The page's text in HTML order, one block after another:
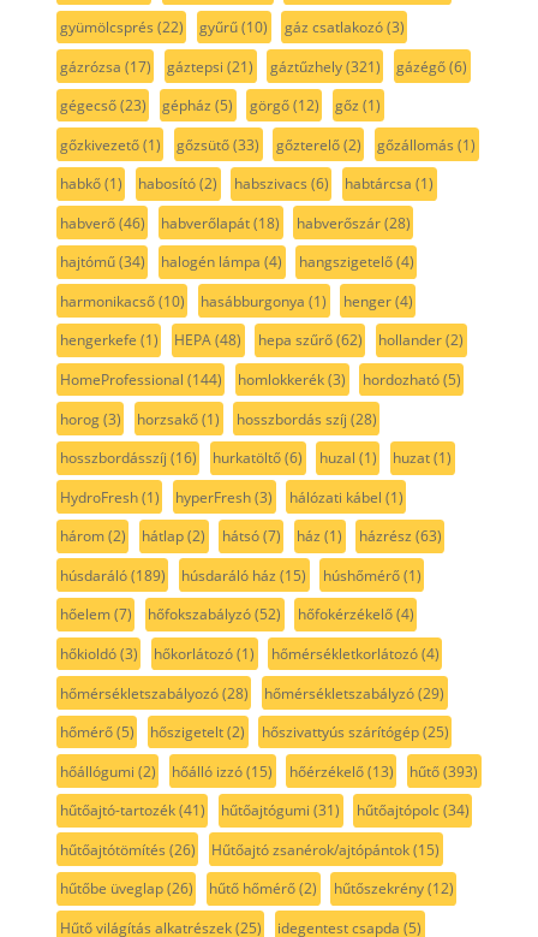
gyümölcsprés (22) gyűrű(10) gáz csatlakozó(3)
gázrózsa (17) gáztepsi (21) gáztűzhely(321) gázégő(6)
gégecső(23) gépház (5) görgő(12) gőz (1)
gőzkivezető(1) gőzsütő(33) gőzterelő(2) gőzállomás (1)
habkő(1) habosító(2) habszivacs (6) habtárcsa (1)
habverő(46) habverőlapát(18) habverőszár(28)
hajtómű(34) halogén lámpa (4) hangszigetelő(4)
harmonikacső(10) hasábburgonya (1) henger(4)
hengerkefe (1) HEPA(48) hepa szűrő(62) hollander(2)
HomeProfessional (144) homlokkerék(3) hordozható(5)
horog(3) horzsakő(1) hosszbordás szíj (28)
hosszbordásszíj (16) hurkatöltő(6) huzal (1) huzat(1)
HydroFresh(1) hyperFresh(3) hálózati kábel (1)
három(2) hátlap(2) hátsó(7) ház (1) házrész (63)
húsdaráló(189) húsdaráló ház (15) húshőmérő(1)
hőelem(7) hőfokszabályzó(52) hőfokérzékelő(4)
hőkioldó(3) hőkorlátozó(1) hőmérsékletkorlátozó(4)
hőmérsékletszabályozó(28) hőmérsékletszabályzó(29)
hőmérő(5) hőszigetelt(2) hőszivattyús szárítógép(25)
hőállógumi (2) hőálló izzó(15) hőérzékelő(13) hűtő(393)
hűtőajtó-tartozék(41) hűtőajtógumi (31) hűtőajtópolc(34)
hűtőajtótömítés (26) Hűtőajtó zsanérok/ajtópántok(15)
hűtőbe üveglap(26) hűtő hőmérő(2) hűtőszekrény(12)
Hűtő világítás alkatrészek(25) idegentest csapda (5)